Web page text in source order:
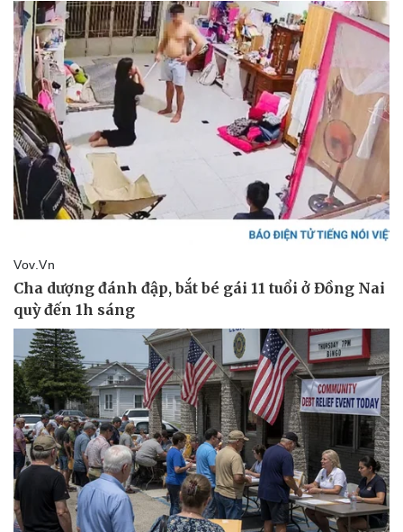
Thể thao
Bóng đá
Lịch thi đấu bóng đá
Thế giới thể thao
eSports
Hậu trường
Ô tô - Xe máy
Ô tô
Xe máy
Tư vấn